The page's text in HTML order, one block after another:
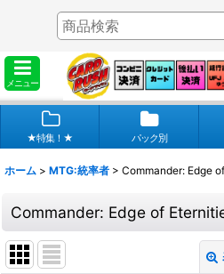
メニュー
★特集！★ パック別
ホーム > MTG:統率者 > Commander: Edge
Commander: Edge of